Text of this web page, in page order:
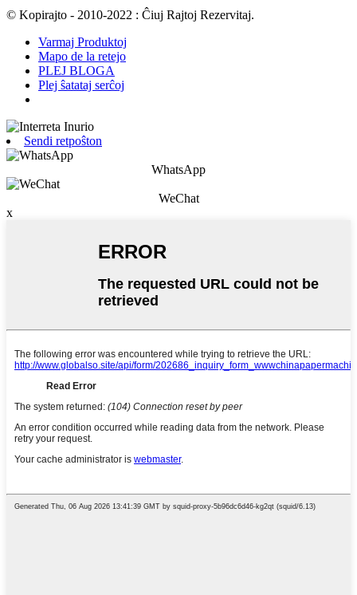
© Kopirajto - 2010-2022 : Ĉiuj Rajtoj Rezervitaj.
Varmaj Produktoj
Mapo de la retejo
PLEJ BLOGA
Plej ŝatataj serĉoj
Sendi retpoŝton
WhatsApp
WeChat
x